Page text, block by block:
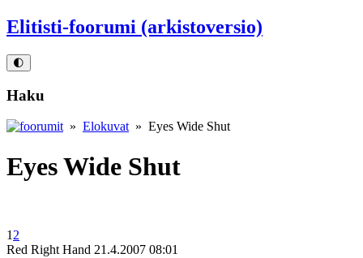
Elitisti-foorumi (arkistoversio)
🌓
Haku
» Elokuvat » Eyes Wide Shut
Eyes Wide Shut
1 2
Red Right Hand 21.4.2007 08:01